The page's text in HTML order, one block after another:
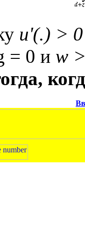
u'(.) > 0
= 0 и w